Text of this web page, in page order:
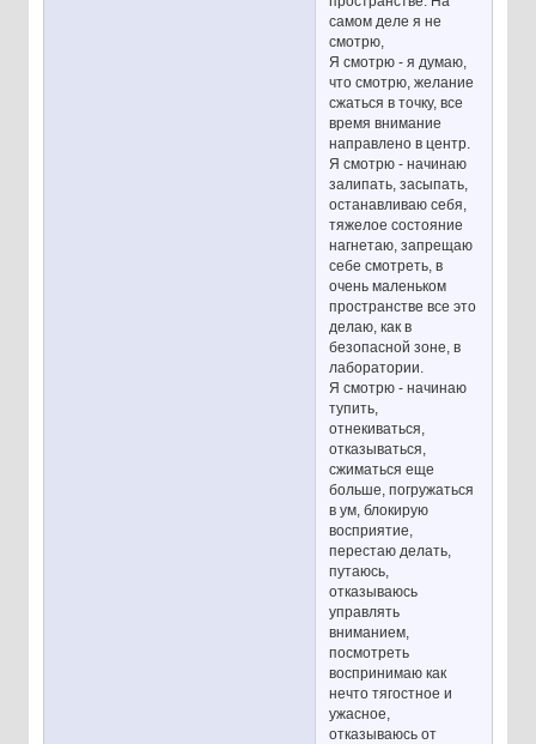
самом деле я не
смотрю,
Я смотрю - я думаю,
что смотрю, желание
сжаться в точку, все
время внимание
направлено в центр.
Я смотрю - начинаю
залипать, засыпать,
останавливаю себя,
тяжелое состояние
нагнетаю, запрещаю
себе смотреть, в
очень маленьком
пространстве все это
делаю, как в
безопасной зоне, в
лаборатории.
Я смотрю - начинаю
тупить,
отнекиваться,
отказываться,
сжиматься еще
больше, погружаться
в ум, блокирую
восприятие,
перестаю делать,
путаюсь,
отказываюсь
управлять
вниманием,
посмотреть
воспринимаю как
нечто тягостное и
ужасное,
отказываюсь от